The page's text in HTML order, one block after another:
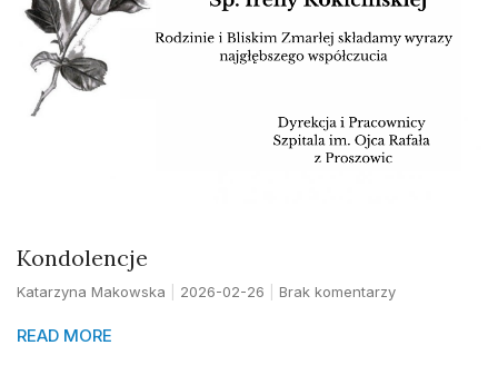
Kondolencje
Katarzyna Makowska 2026-02-26 Brak komentarzy
READ MORE